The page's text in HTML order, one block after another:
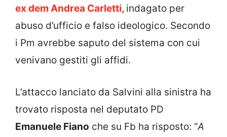
ex dem Andrea Carletti, indagato per
abuso d’ufficio e falso ideologico. Secondo
i Pm avrebbe saputo del sistema con cui
venivano gestiti gli affidi.
L’attacco lanciato da Salvini alla sinistra ha
trovato risposta nel deputato PD
Emanuele Fiano che su Fb ha risposto: “A